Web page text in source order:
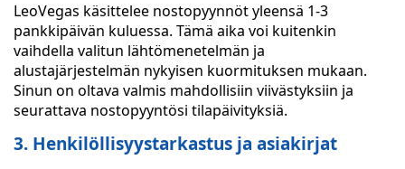
LeoVegas käsittelee nostopyynnöt yleensä 1-3
pankkipäivän kuluessa. Tämä aika voi kuitenkin
vaihdella valitun lähtömenetelmän ja
alustajärjestelmän nykyisen kuormituksen mukaan.
Sinun on oltava valmis mahdollisiin viivästyksiin ja
seurattava nostopyyntösi tilapäivityksiä.
3. Henkilöllisyystarkastus ja asiakirjat